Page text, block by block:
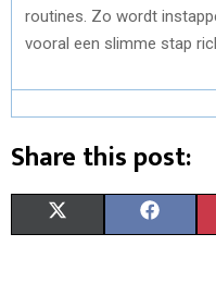
routines. Zo wordt
vooral een slimme stap
Share this post: